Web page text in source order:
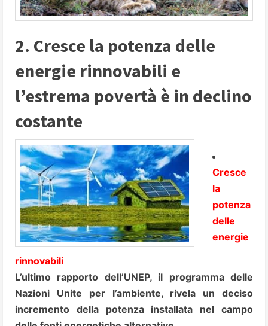
2. Cresce la potenza delle
energie rinnovabili e
l’estrema povertà è in declino
costante
Cresce
la
potenza
delle
energie
rinnovabili
L’ultimo rapporto dell’UNEP, il programma delle
Nazioni Unite per l’ambiente, rivela un deciso
incremento della potenza installata nel campo